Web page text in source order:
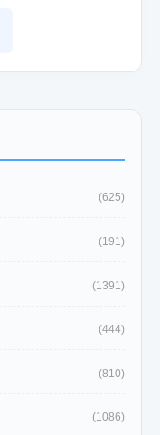
(625)
(191)
(1391)
(444)
(810)
(1086)